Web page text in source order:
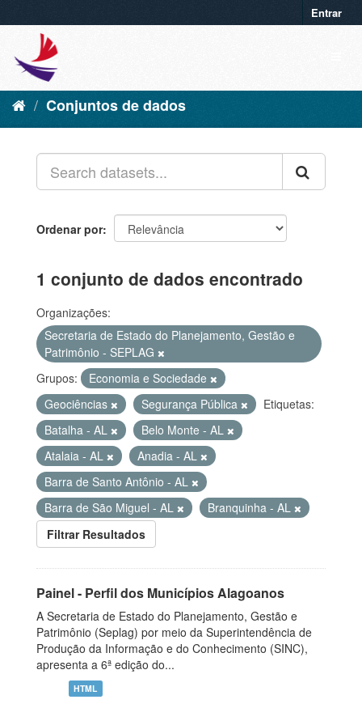
Entrar
Conjuntos de dados
Ordenar por
1 conjunto de dados encontrado
Organizações:
Secretaria de Estado do Planejamento, Gestão e
Patrimônio - SEPLAG
Grupos:
Economia e Sociedade
Geociências
Segurança Pública
Etiquetas:
Batalha - AL
Belo Monte - AL
Atalaia - AL
Anadia - AL
Barra de Santo Antônio - AL
Barra de São Miguel - AL
Branquinha - AL
Filtrar Resultados
Painel - Perfil dos Municípios Alagoanos
A Secretaria de Estado do Planejamento, Gestão e
Patrimônio (Seplag) por meio da Superintendência de
Produção da Informação e do Conhecimento (SINC),
apresenta a 6ª edição do...
HTML